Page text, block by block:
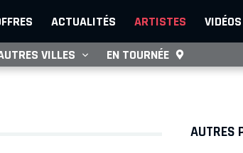
ACTUALITÉS ARTISTES VIDÉOS
VILLES EN TOURNÉE
AUTRES